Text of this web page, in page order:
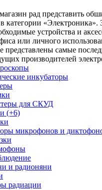
рад представить
категории «Электроника».
устройства и
или личного
представлены самые
производителей
инкубаторы
для СКУД
(+6)
микрофонов и
и радионяни
радиации